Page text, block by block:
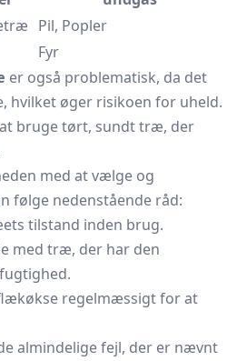
Pil, Popler
Fyr
er også problematisk, da det
hvilket øger risikoen for uheld.
bruge tørt, sundt træ, der
med at vælge og
følge nedenstående råd:
tilstand inden brug.
med træ, der har den
regelmæssigt for at
almindelige fejl, der er nævnt